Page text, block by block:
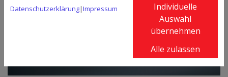
Datenschutzerklärung|Impressum
Individuelle
Auswahl
übernehmen
Alle zulassen